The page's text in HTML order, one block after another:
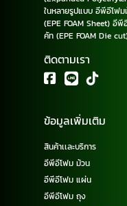
ในหลายรูปแบบ อีพีอีโฟ
(EPE FOAM Sheet) อี
คัท (EPE FOAM Die
ติดตามเรา
ข้อมูลเพิ่มเติม
สินค้าเเละบริการ
อีพีอีโฟม ม้วน
อีพีอีโฟม แผ่น
อีพีอีโฟม ถุง